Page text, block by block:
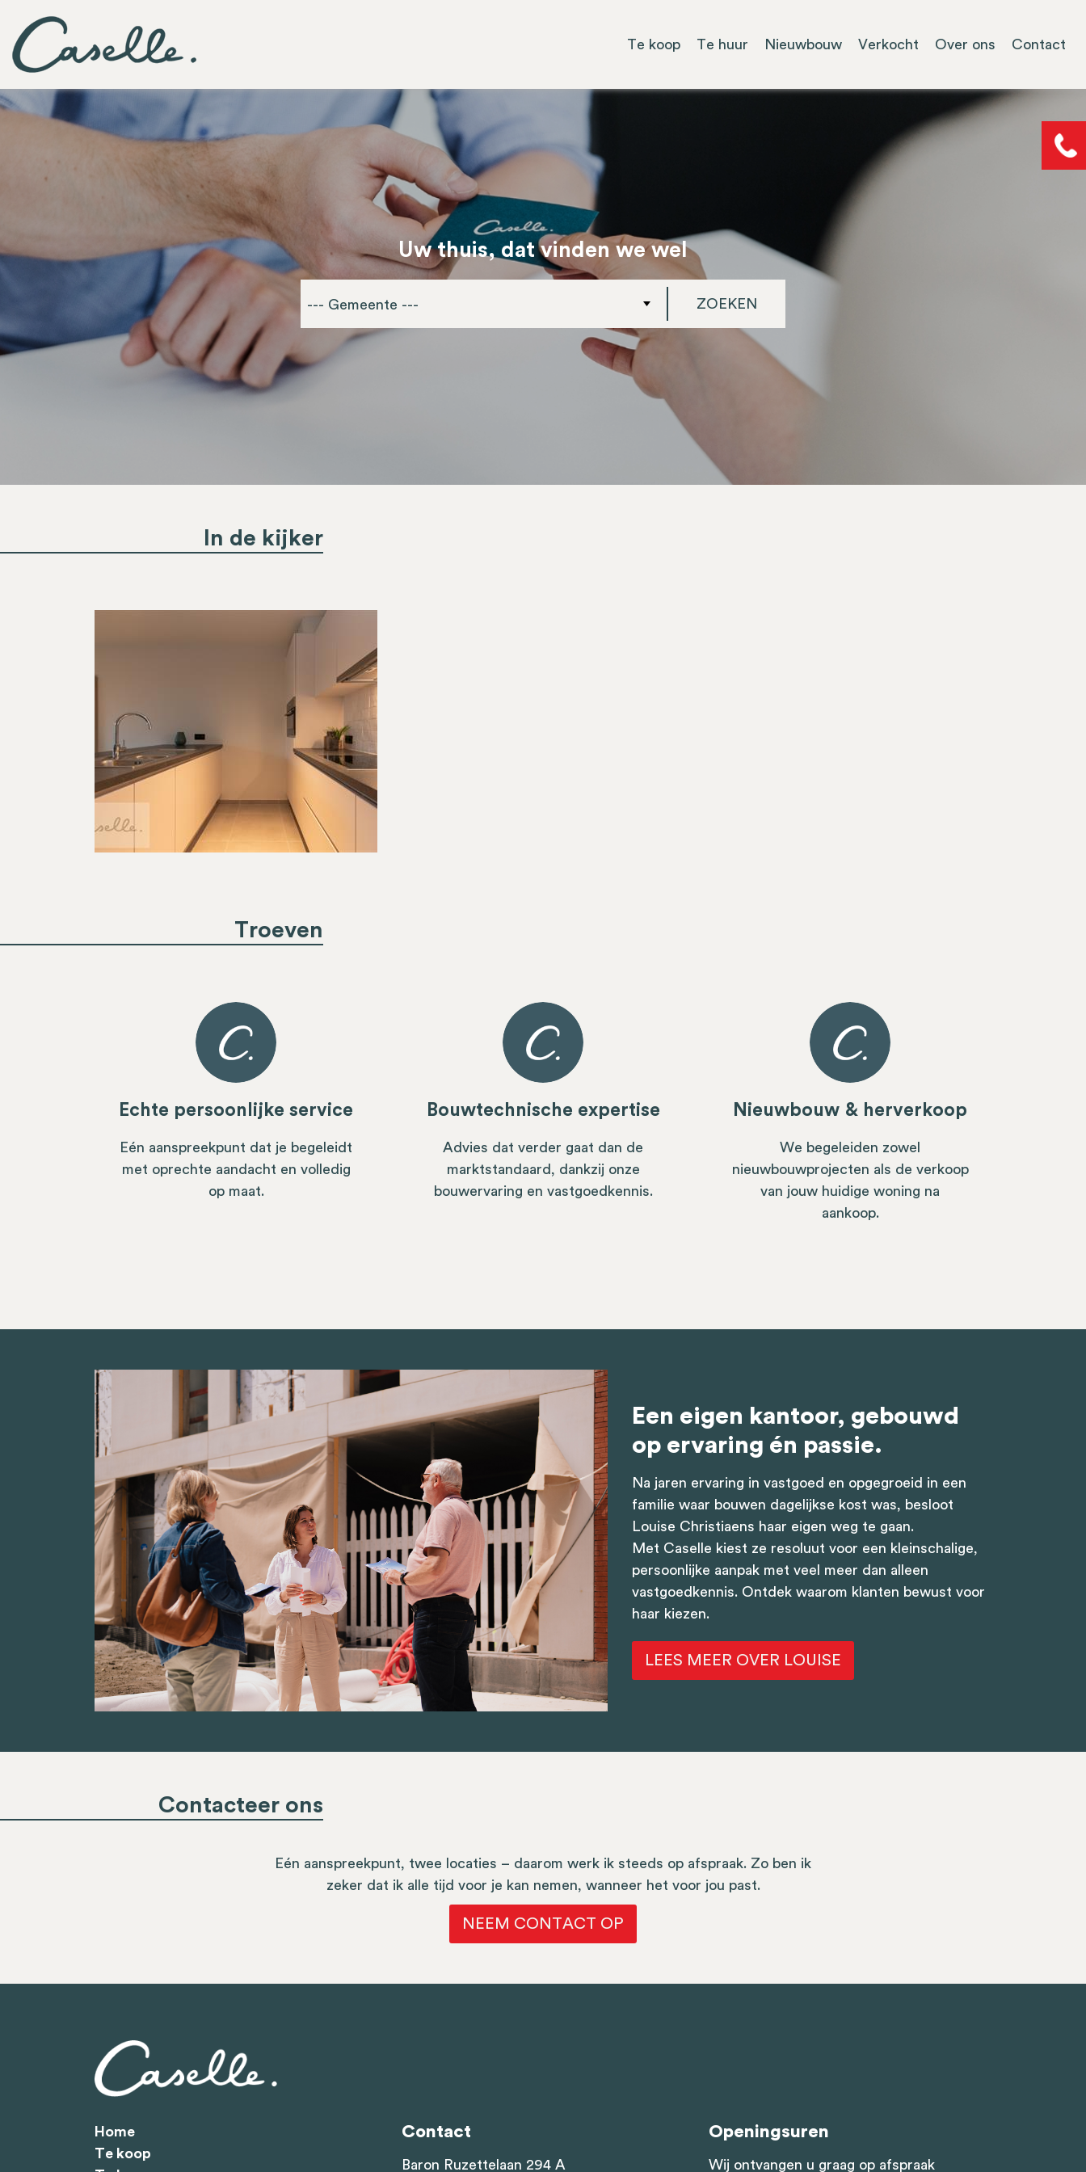
Te koop Te huur Nieuwbouw Verkocht Over ons Contact
Uw thuis, dat vinden we wel
ZOEKEN
In de kijker
Troeven
Echte persoonlijke service
Eén aanspreekpunt dat je begeleidt
met oprechte aandacht en volledig
op maat.
Bouwtechnische expertise
Advies dat verder gaat dan de
marktstandaard, dankzij onze
bouwervaring en vastgoedkennis.
Nieuwbouw & herverkoop
We begeleiden zowel
nieuwbouwprojecten als de verkoop
van jouw huidige woning na
aankoop.
Een eigen kantoor, gebouwd
op ervaring én passie.
Na jaren ervaring in vastgoed en opgegroeid in een
familie waar bouwen dagelijkse kost was, besloot
Louise Christiaens haar eigen weg te gaan.
Met Caselle kiest ze resoluut voor een kleinschalige,
persoonlijke aanpak met veel meer dan alleen
vastgoedkennis. Ontdek waarom klanten bewust voor
haar kiezen.
LEES MEER OVER LOUISE
Contacteer ons
Eén aanspreekpunt, twee locaties – daarom werk ik steeds op afspraak. Zo ben ik
zeker dat ik alle tijd voor je kan nemen, wanneer het voor jou past.
NEEM CONTACT OP
Home
Te koop
Contact
Baron Ruzettelaan 294 A
Openingsuren
Wij ontvangen u graag op afspraak